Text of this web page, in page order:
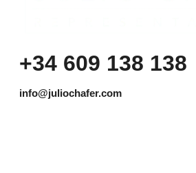
+34 609 138 138
info@juliochafer.com